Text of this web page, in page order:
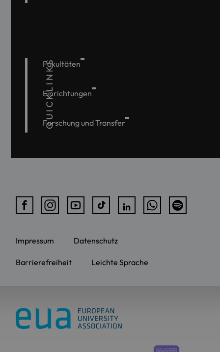
QUICKLINKS
Fakultäten
Einrichtungen
Forschung und Transfer
Impressum Datenschutz
Barrierefreiheit Leichte Sprache